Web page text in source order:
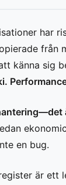
har
från
känna sig
en bug.
är ett